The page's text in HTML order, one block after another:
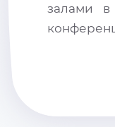
залами в